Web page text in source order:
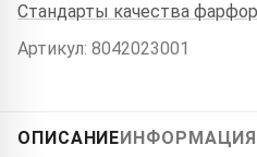
Стандарты качества
Артикул: 8042023001
ОПИСАНИЕИНФОРМАЦИЯ